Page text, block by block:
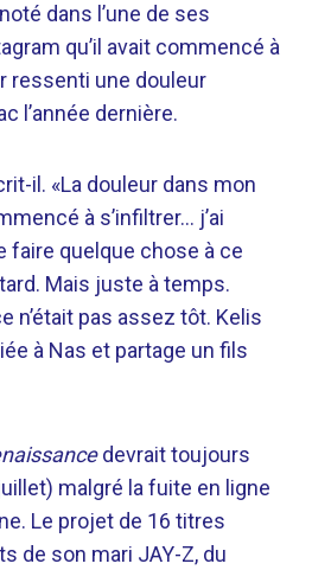
dans l’une de ses
qu’il avait commencé à
ressenti une douleur
l’année dernière.
il. «La douleur dans mon
à s’infiltrer… j’ai
faire quelque chose à ce
Mais juste à temps.
n’était pas assez tôt. Kelis
à Nas et partage un fils
devrait toujours
malgré la fuite en ligne
Le projet de 16 titres
de son mari JAY-Z, du